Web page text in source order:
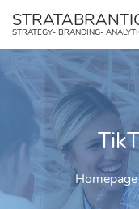
STRATEGY- BRANDING-
Homepage